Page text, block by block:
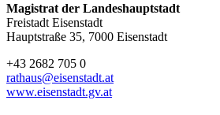
Magistrat der Landeshauptstadt
Freistadt Eisenstadt
Hauptstraße 35, 7000 Eisenstadt
+43 2682 705 0
rathaus@eisenstadt.at
www.eisenstadt.gv.at